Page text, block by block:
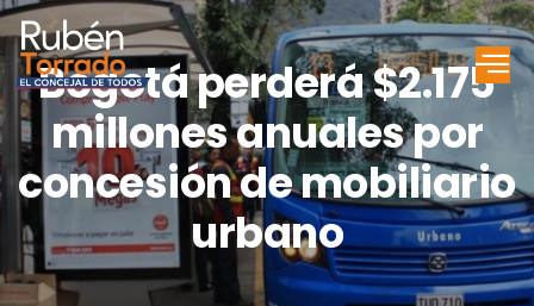
Bogotá perderá $2.175
millones anuales por
concesión de mobiliario
urbano